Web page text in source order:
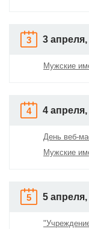
3 3
Мужские
4 4
День веб-
Мужские
5 5